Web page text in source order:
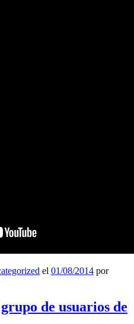
el 01/08/2014 por
de usuarios de